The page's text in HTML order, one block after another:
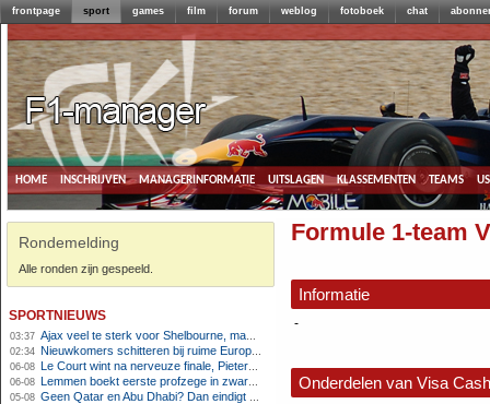
frontpage sport games film forum weblog fotoboek chat
home inschrijven managerinformatie uitslagen klassementen teams
Rondemelding
Alle ronden zijn gespeeld.
sportnieuws
03:37 Ajax veel te sterk voor Shelbourne, maar houdt schade beperkt
02:34 Nieuwkomers schitteren bij ruime Europese zege FC Twente
06-08 Le Court wint na nerveuze finale, Pieterse derde
06-08 Lemmen boekt eerste profzege in zware Ronde van Polen-rit
05-08 Geen Qatar en Abu Dhabi? Dan eindigt Formule 1-seizoen mogelijk in Europa
Formule 1-team
Informatie
-
Onderdelen van Visa